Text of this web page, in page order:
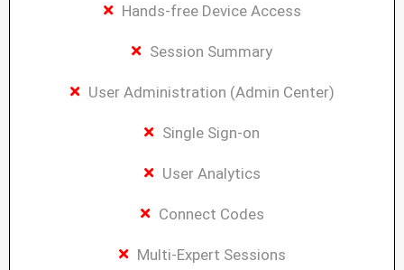
Hands-free Device Access
Session Summary
User Administration (Admin Center)
Single Sign-on
User Analytics
Connect Codes
Multi-Expert Sessions